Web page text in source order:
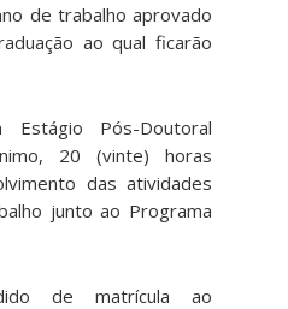
de trabalho aprovado
ao qual ficarão
Estágio Pós-Doutoral
20 (vinte) horas
das atividades
junto ao Programa
de matrícula ao